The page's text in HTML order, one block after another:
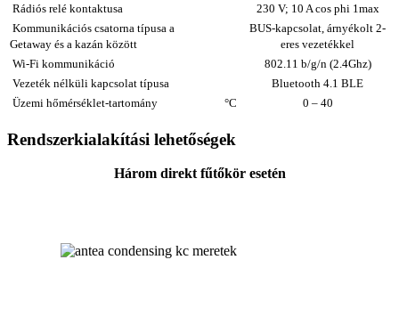
Rádiós relé kontaktusa
230 V; 10 A cos phi 1max
Kommunikációs csatorna típusa a
Getaway és a kazán között
BUS-kapcsolat, árnyékolt 2-
eres vezetékkel
Wi-Fi kommunikáció
802.11 b/g/n (2.4Ghz)
Vezeték nélküli kapcsolat típusa
Bluetooth 4.1 BLE
Üzemi hőmérséklet-tartomány
°C 0 – 40
Rendszerkialakítási lehetőségek
Három direkt fűtőkör esetén